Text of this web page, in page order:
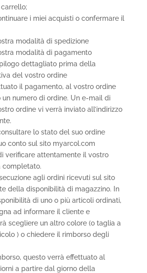
i miei acquisti o confermare il
modalità di spedizione
modalità di pagamento
dettagliato prima della
del vostro ordine
il pagamento, al vostro ordine
un numero di ordine. Un e-mail di
ordine vi verrà inviato all’indirizzo
lo stato del suo ordine
conto sul sito myarcol.com
verificare attentamente il vostro
completato.
agli ordini ricevuti sul sito
della disponibilità di magazzino. In
di uno o più articoli ordinati,
ad informare il cliente e
scegliere un altro colore (o taglia a
) o chiedere il rimborso degli
questo verrà effettuato al
a partire dal giorno della